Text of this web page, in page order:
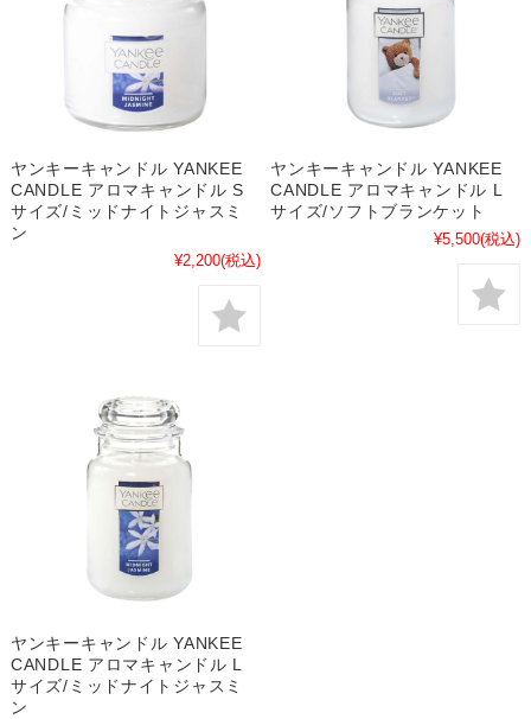
ヤンキーキャンドル YANKEE
CANDLE アロマキャンドル S
サイズ/ミッドナイトジャスミ
ン
¥2,200(税込)
ヤンキーキャンドル YANKEE
CANDLE アロマキャンドル L
サイズ/ソフトブランケット
¥5,500(税込)
ヤンキーキャンドル YANKEE
CANDLE アロマキャンドル L
サイズ/ミッドナイトジャスミ
ン